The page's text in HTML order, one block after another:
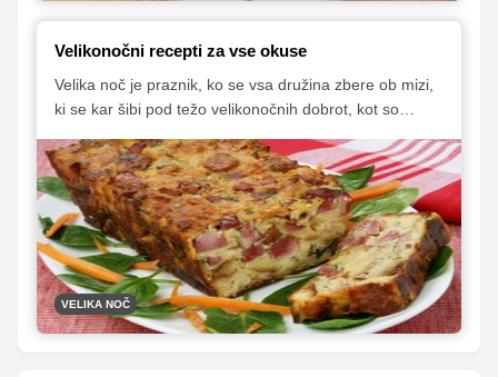
Velikonočni recepti za vse okuse
Velika noč je praznik, ko se vsa družina zbere ob mizi,
ki se kar šibi pod težo velikonočnih dobrot, kot so
druge jedi, ki so s praznovanjem tako ali drugače
povezane. Za vas smo pripravili izbor odličnih receptov,
ki vam bodo v veliko pomoč pri pripravi nepozabne
velikonočne pojedine.
VELIKA NOČ